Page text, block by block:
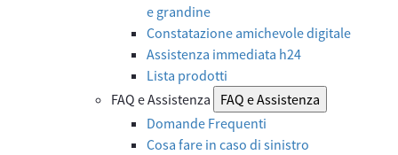
e grandine
Constatazione amichevole digitale
Assistenza immediata h24
Lista prodotti
FAQ e Assistenza
FAQ e Assistenza
Domande Frequenti
Cosa fare in caso di sinistro